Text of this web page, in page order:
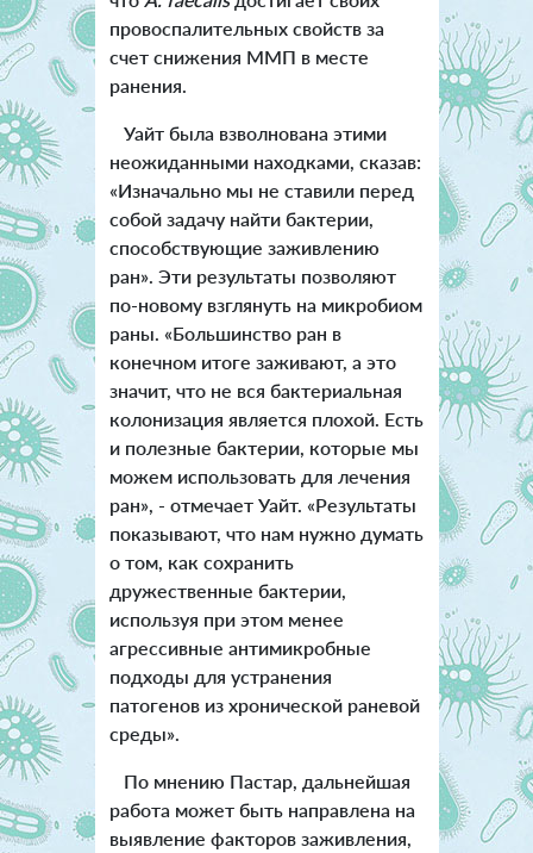
провоспалительных свойств за
счет снижения ММП в месте
ранения.
Уайт была взволнована этими
неожиданными находками, сказав:
«Изначально мы не ставили перед
собой задачу найти бактерии,
способствующие заживлению
ран». Эти результаты позволяют
по-новому взглянуть на микробиом
раны. «Большинство ран в
конечном итоге заживают, а это
значит, что не вся бактериальная
колонизация является плохой. Есть
и полезные бактерии, которые мы
можем использовать для лечения
ран», - отмечает Уайт. «Результаты
показывают, что нам нужно думать
о том, как сохранить
дружественные бактерии,
используя при этом менее
агрессивные антимикробные
подходы для устранения
патогенов из хронической раневой
среды».
По мнению Пастар, дальнейшая
работа может быть направлена на
выявление факторов заживления,